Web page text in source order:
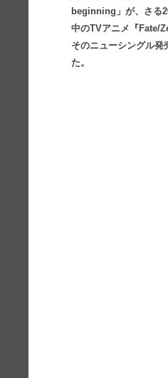
beginning」が、さる
中のTVアニメ『Fate/
そのニューシングル発
た。